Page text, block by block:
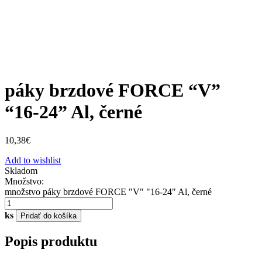
páky brzdové FORCE “V”
“16-24” Al, černé
10,38€
Add to wishlist
Skladom
Množstvo:
množstvo páky brzdové FORCE "V" "16-24" Al, černé
ks Pridať do košíka
Popis produktu